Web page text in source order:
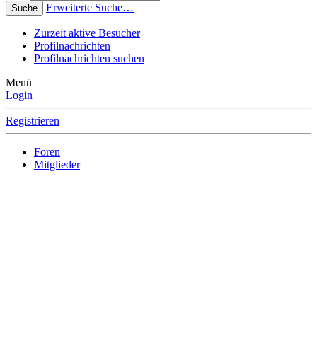
Suche Erweiterte Suche…
Zurzeit aktive Besucher
Profilnachrichten
Profilnachrichten suchen
Menü
Login
Registrieren
Foren
Mitglieder